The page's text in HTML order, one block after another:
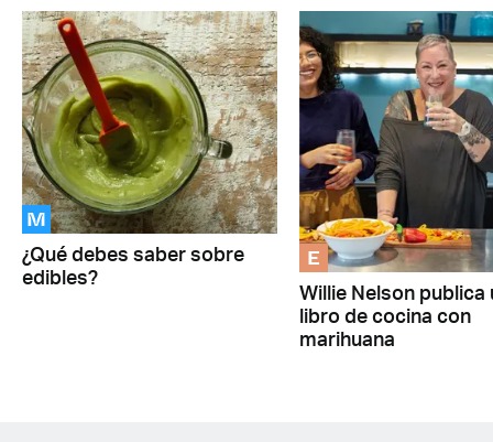
M
¿Qué debes saber sobre
edibles?
E
Willie Nelson publica
libro de cocina con
marihuana